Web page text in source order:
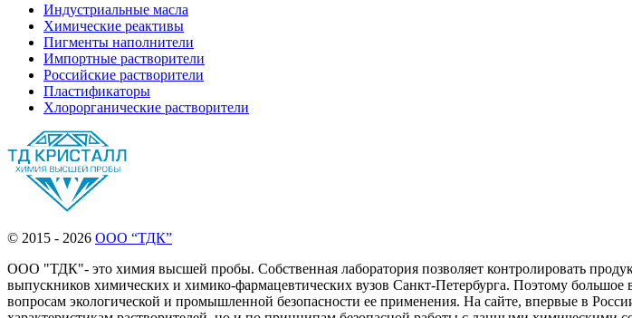
Индустриальные масла
Химические реактивы
Пигменты наполнители
Импортные растворители
Российские растворители
Пластификаторы
Хлорорганические растворители
© 2015 - 2026 ООО “ТДК”
ООО "ТДК"- это химия высшей пробы. Собственная лаборатория позволяет контролировать
выпускников химических и химико-фармацевтических вузов Санкт-Петербурга. Поэтому
вопросам экологической и промышленной безопасности ее применения. На сайте, впервые в